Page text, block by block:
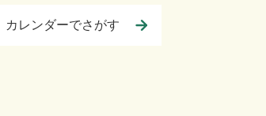
カレンダーでさがす